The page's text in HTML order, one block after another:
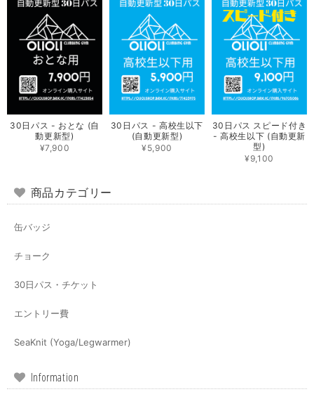
30日パス - おとな (自
動更新型)
¥7,900
30日パス - 高校生以下
(自動更新型)
¥5,900
30日パス スピード付き
- 高校生以下 (自動更新
型)
¥9,100
商品カテゴリー
缶バッジ
チョーク
30日パス・チケット
エントリー費
SeaKnit (Yoga/Legwarmer)
Information